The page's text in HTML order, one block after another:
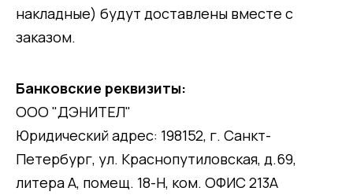
накладные) будут доставлены вместе с
заказом.
Банковские реквизиты:
ООО "ДЭНИТЕЛ"
Юридический адрес: 198152, г. Санкт-
Петербург, ул. Краснопутиловская, д.69,
литера А, помещ. 18-Н, ком. ОФИС 213А